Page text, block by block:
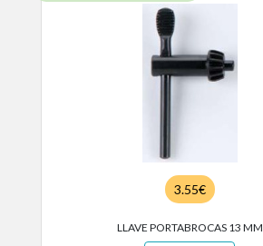
3.55€
LLAVE PORTABROCAS 13 MM